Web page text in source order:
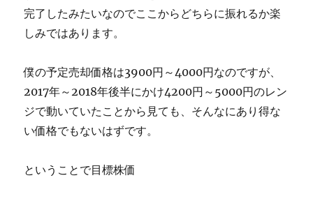
完了したみたいなのでここからどちらに振れるか楽
しみではあります。
僕の予定売却価格は3900円～4000円なのですが、
2017年～2018年後半にかけ4200円～5000円のレン
ジで動いていたことから見ても、そんなにあり得な
い価格でもないはずです。
ということで目標株価